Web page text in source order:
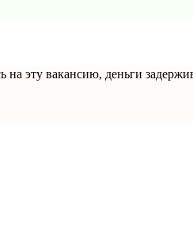
эту вакансию, деньги